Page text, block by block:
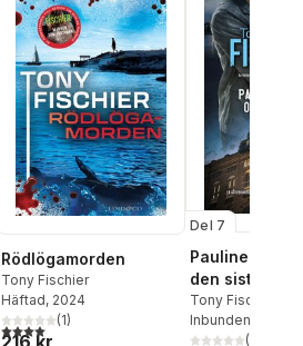
Rödlögamorden
Tony Fischier
Häftad, 2024
4,0utav 5 stjärnor. Totalt antal röster:
(1)
Del 7
Pauline
den sista
Tony Fischier
Inbunden
(